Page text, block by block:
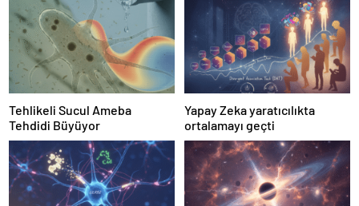
Tehlikeli Sucul Ameba
Tehdidi Büyüyor
Yapay Zeka yaratıcılıkta
ortalamayı geçti